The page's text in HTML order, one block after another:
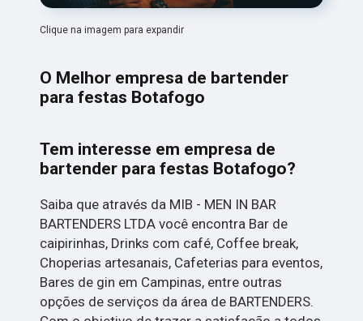
Clique na imagem para expandir
O Melhor empresa de bartender
para festas Botafogo
Tem interesse em empresa de
bartender para festas Botafogo?
Saiba que através da MIB - MEN IN BAR
BARTENDERS LTDA você encontra Bar de
caipirinhas, Drinks com café, Coffee break,
Choperias artesanais, Cafeterias para eventos,
Bares de gin em Campinas, entre outras
opções de serviços da área de BARTENDERS.